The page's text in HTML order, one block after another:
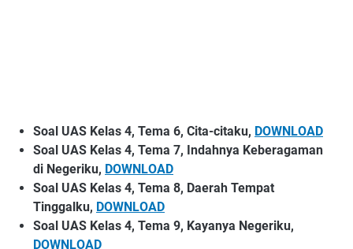
Soal UAS Kelas 4, Tema 6, Cita-citaku, DOWNLOAD
Soal UAS Kelas 4, Tema 7, Indahnya Keberagaman
di Negeriku, DOWNLOAD
Soal UAS Kelas 4, Tema 8, Daerah Tempat
Tinggalku, DOWNLOAD
Soal UAS Kelas 4, Tema 9, Kayanya Negeriku,
DOWNLOAD